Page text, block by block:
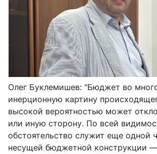
Олег Буклемишев: "Бюджет во
инерционную картину
высокой вероятностью может
или иную сторону. По всей
обстоятельство служит еще одной
несущей бюджетной конструкции —